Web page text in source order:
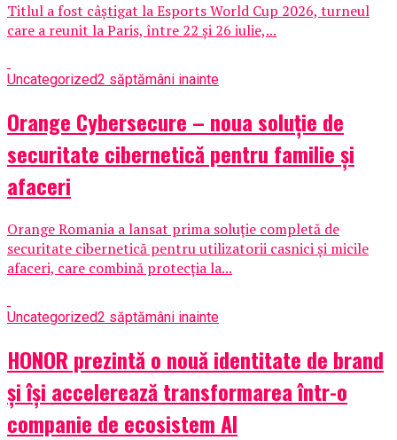
Titlul a fost câștigat la Esports World Cup 2026, turneul
care a reunit la Paris, între 22 și 26 iulie,...
Uncategorized2 săptămâni inainte
Orange Cybersecure – noua soluție de
securitate cibernetică pentru familie și
afaceri
Orange Romania a lansat prima soluție completă de
securitate cibernetică pentru utilizatorii casnici și micile
afaceri, care combină protecția la...
Uncategorized2 săptămâni inainte
HONOR prezintă o nouă identitate de brand
și își accelerează transformarea într-o
companie de ecosistem AI